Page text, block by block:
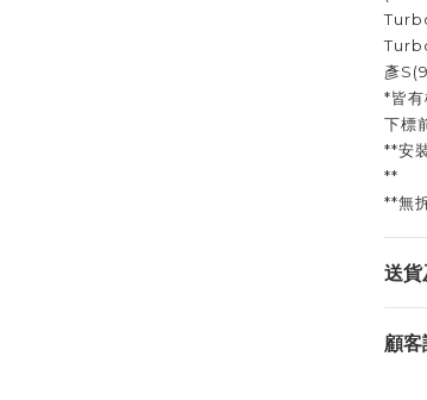
彥
*皆有
下標
**安
**
**無
送
顧客